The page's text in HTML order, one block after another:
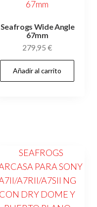
Seafrogs Wide Angle
67mm
279,95€
Añadir al carrito